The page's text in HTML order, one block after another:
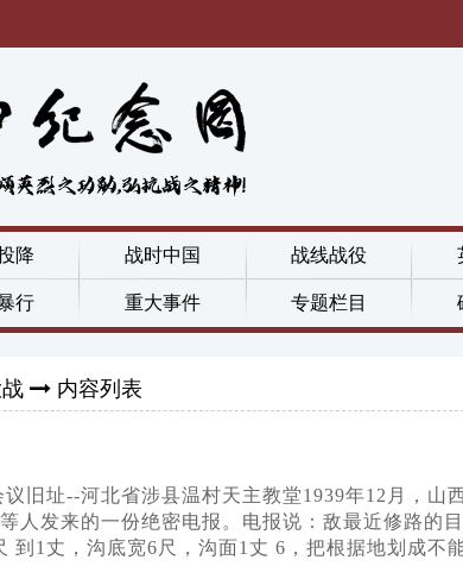
降 战时中国 战线战役
行 重大事件 专题栏目
内容列表
旧址--河北省涉县温村天主教堂1939年12月，
人发来的一份绝密电报。电报说：敌最近修路
到1丈，沟底宽6尺，沟面1丈 6，把根据地划成